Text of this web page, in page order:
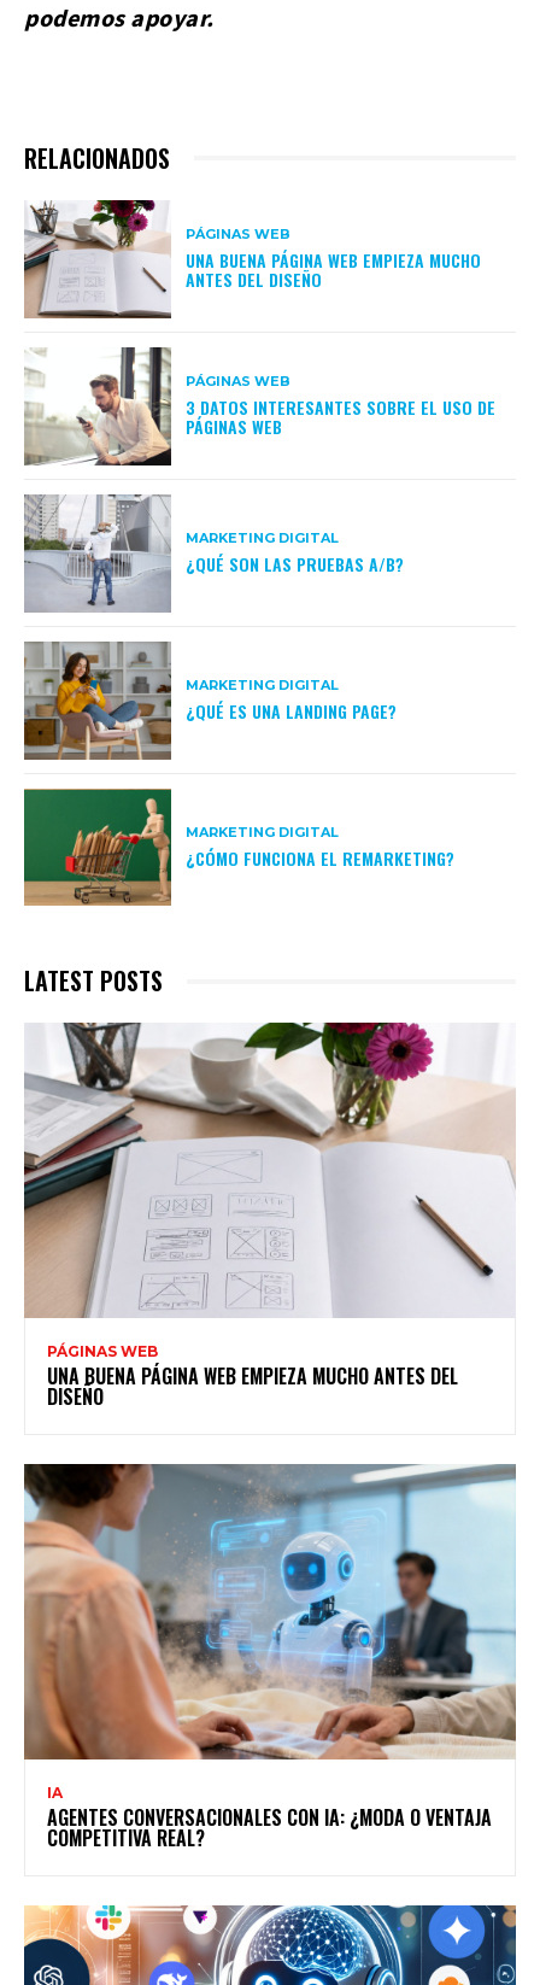
podemos apoyar.
RELACIONADOS
PÁGINAS WEB
UNA BUENA PÁGINA WEB EMPIEZA MUCHO
ANTES DEL DISEÑO
PÁGINAS WEB
3 DATOS INTERESANTES SOBRE EL USO DE
PÁGINAS WEB
MARKETING DIGITAL
¿QUÉ SON LAS PRUEBAS A/B?
MARKETING DIGITAL
¿QUÉ ES UNA LANDING PAGE?
MARKETING DIGITAL
¿CÓMO FUNCIONA EL REMARKETING?
LATEST POSTS
PÁGINAS WEB
UNA BUENA PÁGINA WEB EMPIEZA MUCHO ANTES DEL
DISEÑO
IA
AGENTES CONVERSACIONALES CON IA: ¿MODA O VENTAJA
COMPETITIVA REAL?